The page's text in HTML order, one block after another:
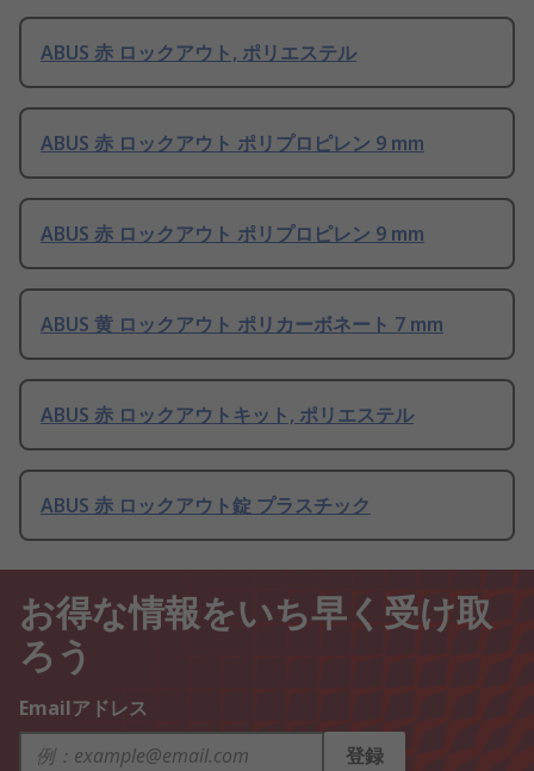
ABUS 赤 ロックアウト, ポリエステル
ABUS 赤 ロックアウト ポリプロピレン 9 mm
ABUS 赤 ロックアウト ポリプロピレン 9 mm
ABUS 黄 ロックアウト ポリカーボネート 7 mm
ABUS 赤 ロックアウトキット, ポリエステル
ABUS 赤 ロックアウト錠 プラスチック
お得な情報をいち早く受け取
ろう
Emailアドレス
登録